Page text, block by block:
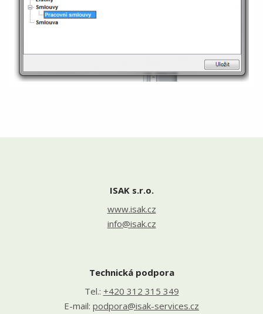
ISAK s.r.o.
www.isak.cz
info@isak.cz
Technická podpora
Tel.: +420 312 315 349
E-mail: podpora@isak-services.cz